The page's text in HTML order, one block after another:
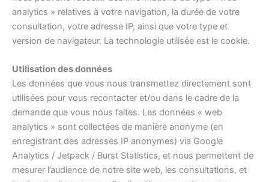
analytics » relatives à votre navigation, la durée de votre
consultation, votre adresse IP, ainsi que votre type et
version de navigateur. La technologie utilisée est le cookie.
Utilisation des données
Les données que vous nous transmettez directement sont
utilisées pour vous recontacter et/ou dans le cadre de la
demande que vous nous faites. Les données « web
analytics » sont collectées de manière anonyme (en
enregistrant des adresses IP anonymes) via Google
Analytics / Jetpack / Burst Statistics, et nous permettent de
mesurer l’audience de notre site web, les consultations, et